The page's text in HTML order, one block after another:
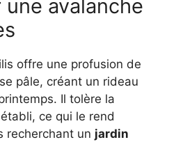
avalanche
offre une profusion de
pâle, créant un rideau
Il tolère la
ce qui le rend
recherchant un jardin